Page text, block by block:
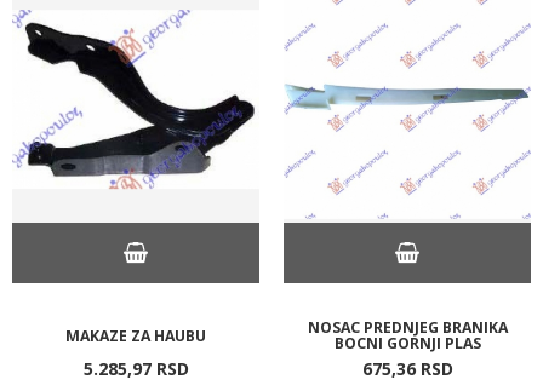
MAKAZE ZA HAUBU
5.285,97 RSD
NOSAC PREDNJEG BRANIKA
BOCNI GORNJI PLAS
675,36 RSD